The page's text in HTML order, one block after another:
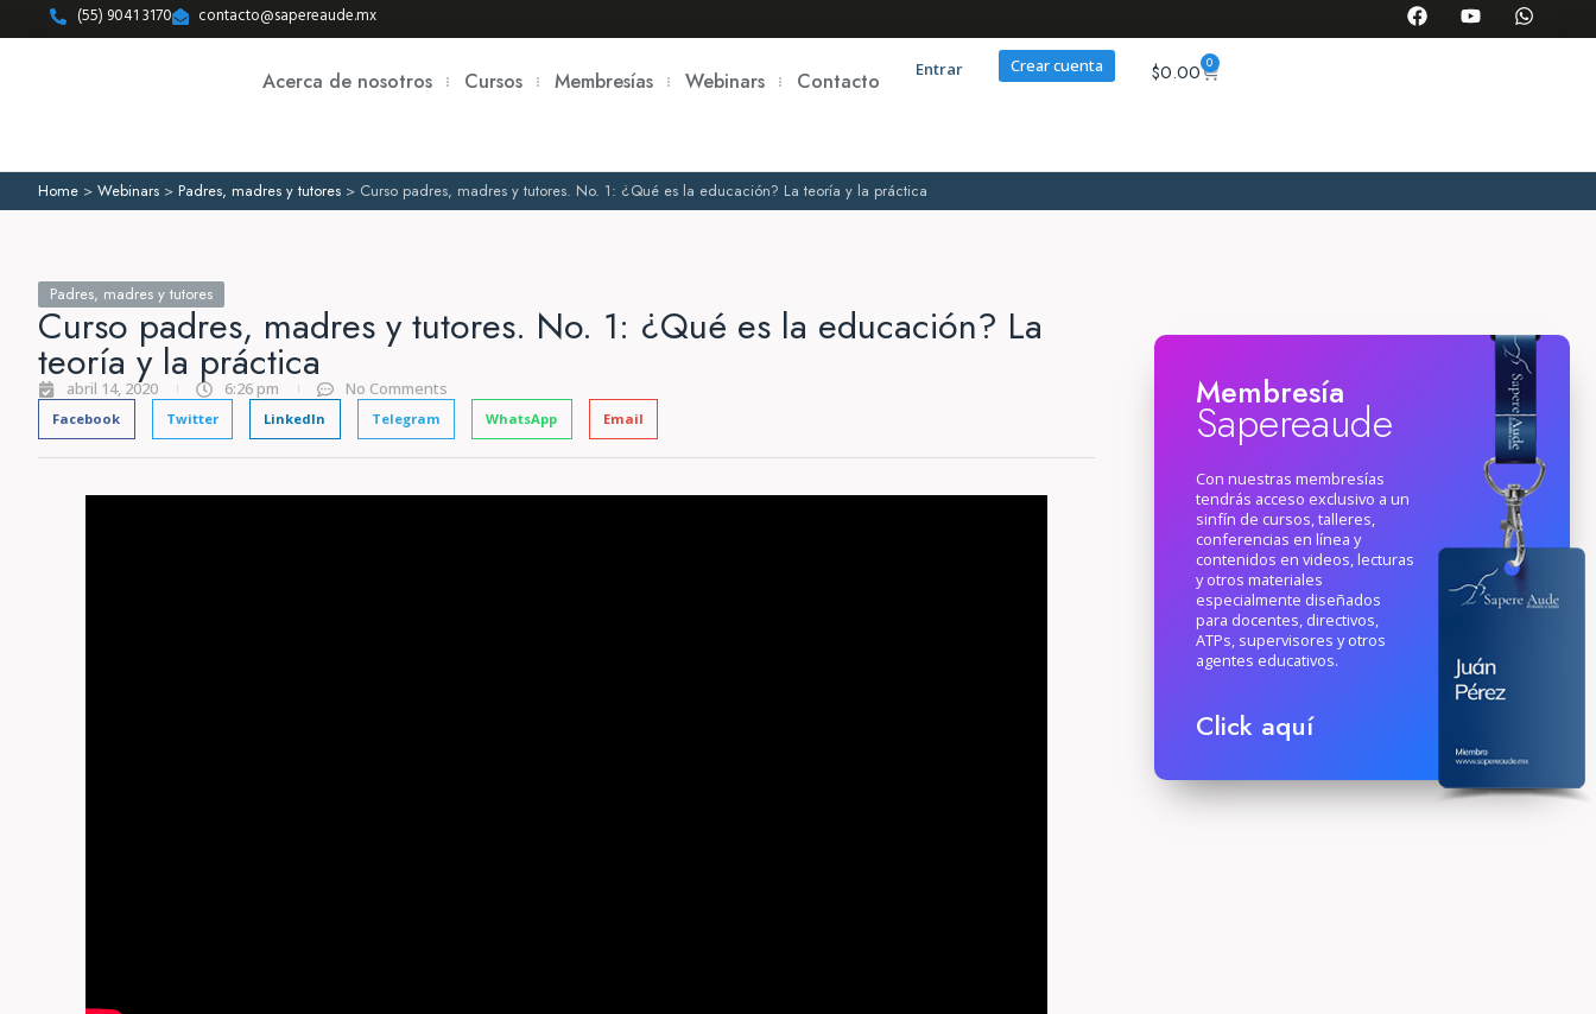
(55) 9041 3170 contacto@sapereaude.mx
Acerca de nosotros Cursos Membresías Webinars Contacto Entrar Crear cuenta $0.00 0
Home > Webinars > Padres, madres y tutores > Curso padres, madres y tutores. No. 1: ¿Qué es la educación? La teoría y la práctica
Padres, madres y tutores
Curso padres, madres y tutores. No. 1: ¿Qué es la educación? La
teoría y la práctica
abril 14, 2020 6:26 pm No Comments
Facebook Twitter LinkedIn Telegram WhatsApp Email
Membresía
Sapereaude
Con nuestras membresías
tendrás acceso exclusivo a un
sinfín de cursos, talleres,
conferencias en línea y
contenidos en videos, lecturas
y otros materiales
especialmente diseñados
para docentes, directivos,
ATPs, supervisores y otros
agentes educativos.
Click aquí